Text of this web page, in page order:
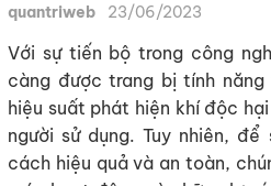
quantriweb 23/06/2023
Với sự tiến bộ trong công
càng được trang bị tính
hiệu suất phát hiện khí độc
người sử dụng. Tuy nhiên,
cách hiệu quả và an toàn,